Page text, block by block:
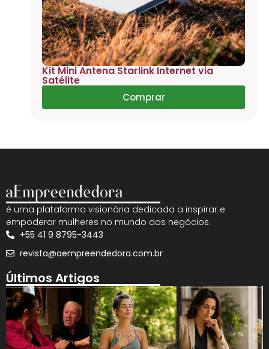
Kit Mini Antena Starlink Internet via
Satélite
Comprar
é uma plataforma visionária dedicada a inspirar e
empoderar mulheres no mundo dos negócios.
+55 41 9 8795-3443
revista@aempreendedora.com.br
Últimos Artigos